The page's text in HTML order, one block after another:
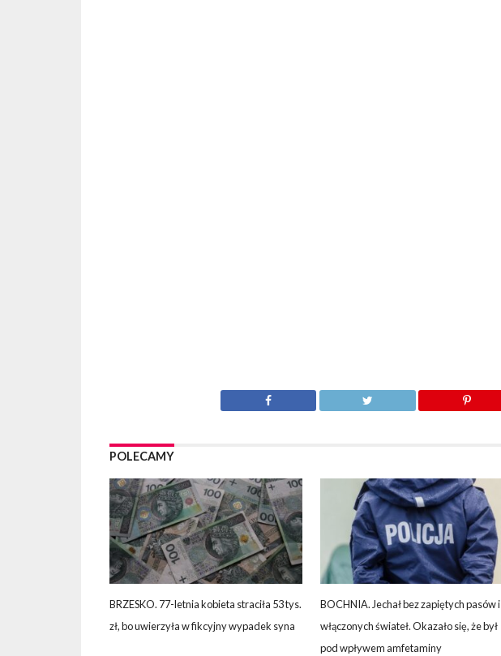
POLECAMY
BRZESKO. 77-letnia kobieta straciła 53 tys.
zł, bo uwierzyła w fikcyjny wypadek syna
BOCHNIA. Jechał bez zapiętych pasów i
włączonych świateł. Okazało się, że był
pod wpływem amfetaminy